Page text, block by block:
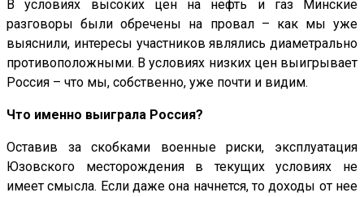
В условиях высоких цен на нефть и газ Минские
разговоры были обречены на провал – как мы уже
выяснили, интересы участников являлись диаметрально
противоположными. В условиях низких цен выигрывает
Россия – что мы, собственно, уже почти и видим.
Что именно выиграла Россия?
Оставив за скобками военные риски, эксплуатация
Юзовского месторождения в текущих условиях не
имеет смысла. Если даже она начнется, то доходы от нее